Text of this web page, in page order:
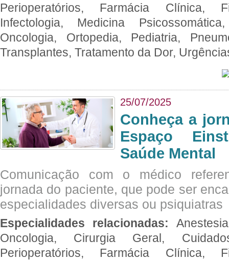
Perioperatórios, Farmácia Clínica,
Infectologia, Medicina
Oncologia, Ortopedia, Pediatria,
Transplantes, Tratamento da Dor,
25/07/2025
Conheça a
Espaço
Saúde Mental
Comunicação com o médico
jornada do paciente, que pode ser
especialidades diversas ou psiquiatras
Especialidades relacionadas:
Oncologia, Cirurgia Geral,
Perioperatórios, Farmácia Clínica,